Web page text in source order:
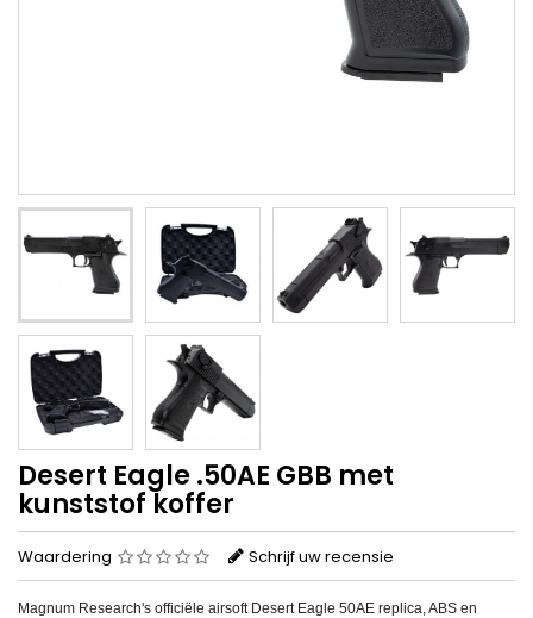
Desert Eagle .50AE GBB met
kunststof koffer
Waardering Schrijf uw recensie
Magnum Research's officiële airsoft Desert Eagle 50AE replica, ABS en